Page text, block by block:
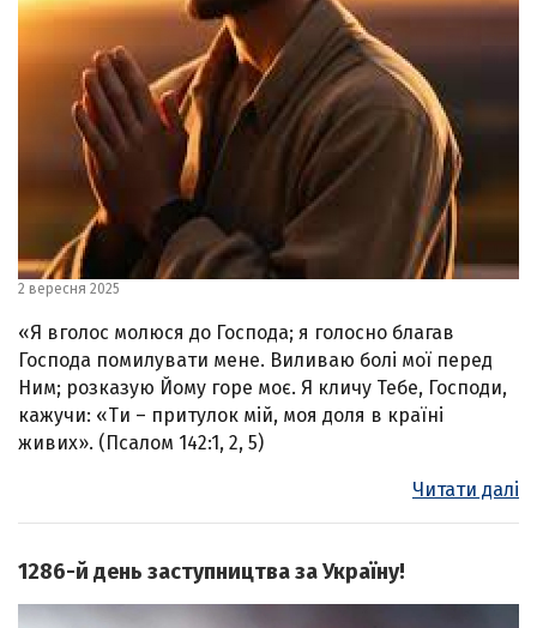
2 вересня 2025
«Я вголос молюся до Господа; я голосно благав
Господа помилувати мене. Виливаю болі мої перед
Ним; розказую Йому горе моє. Я кличу Тебе, Господи,
кажучи: «Ти – притулок мій, моя доля в країні
живих». (Псалом 142:1, 2, 5)
Читати далі
1286-й день заступництва за Україну!